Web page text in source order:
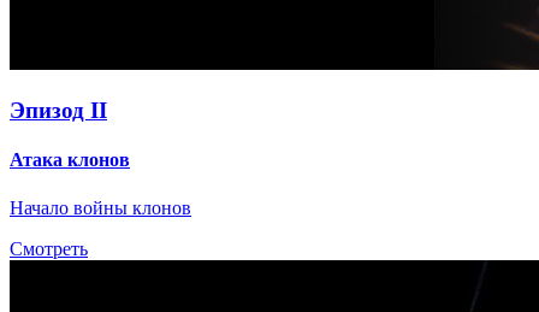
Эпизод II
Атака клонов
Начало войны клонов
Смотреть